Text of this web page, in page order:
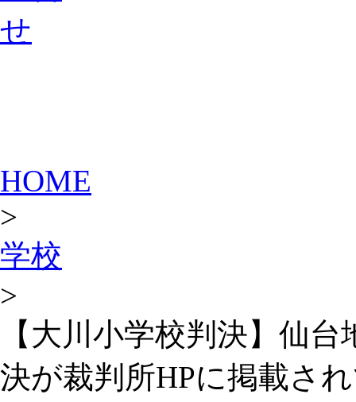
HOME
>
学校
>
【大川小学校判決】仙
決が裁判所HPに掲載さ